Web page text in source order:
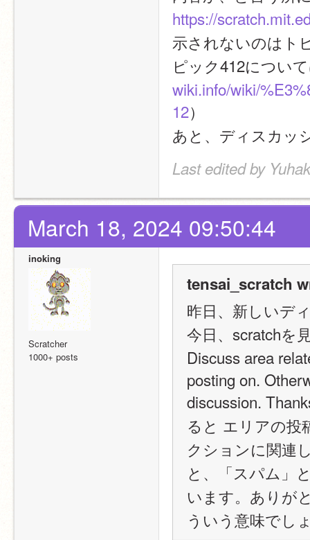
https://
示されないのはト
ピック412につい
wiki.info/wiki/
12）
あと、ディスカッ
Last edited by
March 18, 2024 09:50:44
inoking
Scratcher
1000+ posts
tensai_scratch
昨日、新しいデ
今日、scratchを
Discuss area
posting on.
discussion.
ると エリアの投
クションに関連
と、「スパム」
います。ありが
ういう意味でし